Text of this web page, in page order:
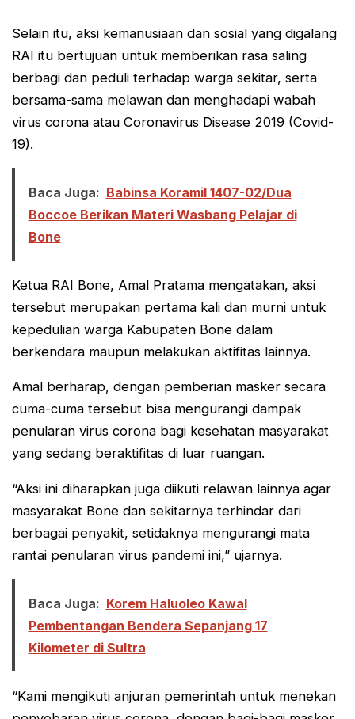
Selain itu, aksi kemanusiaan dan sosial yang digalang
RAI itu bertujuan untuk memberikan rasa saling
berbagi dan peduli terhadap warga sekitar, serta
bersama-sama melawan dan menghadapi wabah
virus corona atau Coronavirus Disease 2019 (Covid-
19).
Baca Juga: Babinsa Koramil 1407-02/Dua
Boccoe Berikan Materi Wasbang Pelajar di
Bone
Ketua RAI Bone, Amal Pratama mengatakan, aksi
tersebut merupakan pertama kali dan murni untuk
kepedulian warga Kabupaten Bone dalam
berkendara maupun melakukan aktifitas lainnya.
Amal berharap, dengan pemberian masker secara
cuma-cuma tersebut bisa mengurangi dampak
penularan virus corona bagi kesehatan masyarakat
yang sedang beraktifitas di luar ruangan.
“Aksi ini diharapkan juga diikuti relawan lainnya agar
masyarakat Bone dan sekitarnya terhindar dari
berbagai penyakit, setidaknya mengurangi mata
rantai penularan virus pandemi ini,” ujarnya.
Baca Juga: Korem Haluoleo Kawal
Pembentangan Bendera Sepanjang 17
Kilometer di Sultra
“Kami mengikuti anjuran pemerintah untuk menekan